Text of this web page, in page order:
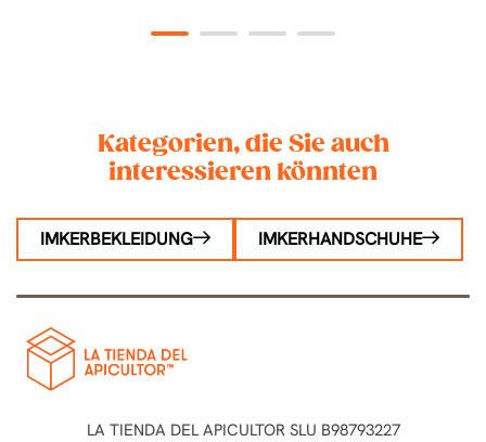
1 2 3 4
Kategorien, die Sie auch
interessieren könnten
IMKERBEKLEIDUNG IMKERHANDSCHUHE
LA TIENDA DEL APICULTOR SLU B98793227